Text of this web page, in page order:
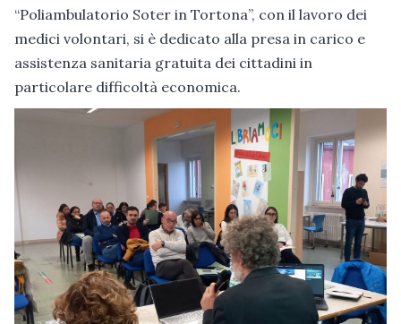
“Poliambulatorio Soter in Tortona”, con il lavoro dei
medici volontari, si è dedicato alla presa in carico e
assistenza sanitaria gratuita dei cittadini in
particolare difficoltà economica.